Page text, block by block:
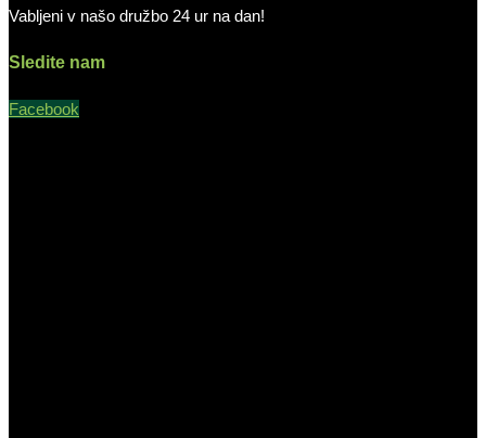
Vabljeni v našo družbo 24 ur na dan!
Sledite nam
Facebook